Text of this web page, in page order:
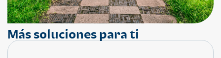
Más soluciones para ti